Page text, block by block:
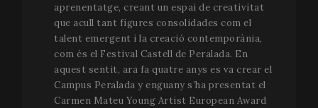
aprenentatge, creant un espai de creativitat
que acull tant figures consolidades com el
talent emergent i la creació contemporània,
com és el Festival Castell de Peralada. En
aquest sentit, ara fa quatre anys es va crear el
Campus Peralada y enguany s’ha presentat el
Carmen Mateu Young Artist European Award